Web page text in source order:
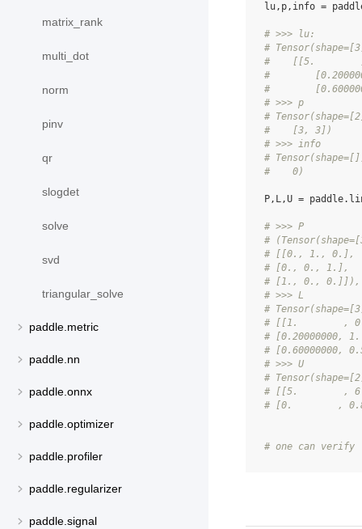
matrix_rank
multi_dot
norm
pinv
qr
slogdet
solve
svd
triangular_solve
paddle.metric
paddle.nn
paddle.onnx
paddle.optimizer
paddle.profiler
paddle.regularizer
paddle.signal
lu, p, info =
# >>> lu:
#
#    [[5.
#
#
# >>> p
#
#    [3, 3])
# >>> info
#
#    0)
P, L,U = paddle.
# >>> P
#
# [[0., 1., 0.],
# [0., 0., 1.],
# [1., 0., 0.]]),
# >>> L
#
# [[1.        ,
#
# [0.60000000,
# >>> U
#
# [[5.        ,
# [0.        ,
# one can verify